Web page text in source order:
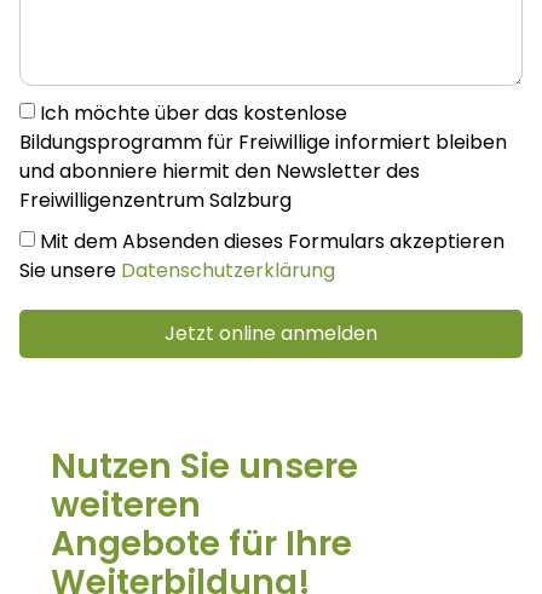
Ich möchte über das kostenlose
Bildungsprogramm für Freiwillige informiert bleiben
und abonniere hiermit den Newsletter des
Freiwilligenzentrum Salzburg
Mit dem Absenden dieses Formulars akzeptieren
Sie unsere Datenschutzerklärung
Jetzt online anmelden
Nutzen Sie unsere
weiteren
Angebote für Ihre
Weiterbildung!